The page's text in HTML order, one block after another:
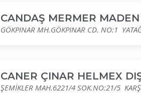
CANDAŞ MERMER
GÖKPINAR MH.GÖKPINAR CD. NO:1
CANER ÇINAR HELMEX
ŞEMİKLER MAH.6221/4 SOK.NO:21/5